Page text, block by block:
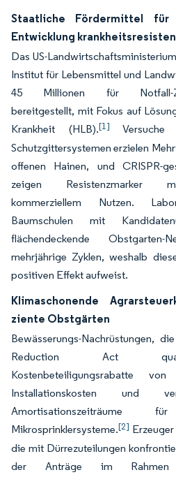
Staatliche Fördermittel
Entwicklung
Das US-
Institut für Lebensmittel und
45 Millionen für Notfall-
bereitgestellt, mit Fokus auf
Krankheit (HLB).[1] Versuche
Schutzgittersystemen erzielen
offenen Hainen, und CRISPR-
zeigen Resistenzmarker
kommerziellem Nutzen.
Baumschulen mit
flächendeckende Obstgarten-
mehrjährige Zyklen, weshalb
positiven Effekt aufweist.
Klimaschonende
ziente Obstgärten
Bewässerungs-Nachrüstungen,
Reduction Act
Installationskosten und
Amortisationszeiträume
Mikrosprinklersysteme.[2]
die mit Dürrezuteilungen
der Anträge im Rahmen